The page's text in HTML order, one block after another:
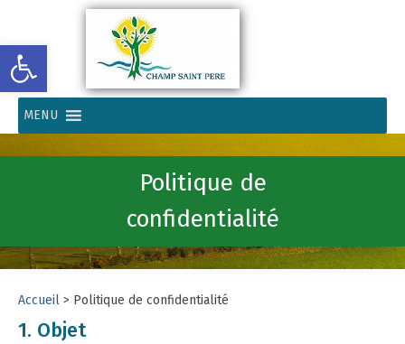
Ouvrir la barre d’outils
MENU
Politique de
confidentialité
Accueil > Politique de confidentialité
1. Objet